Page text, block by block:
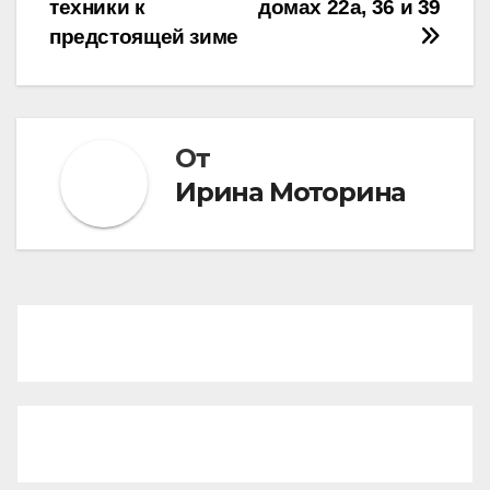
домах 22а, 36 и 39
техники к
предстоящей зиме
От
Ирина Моторина